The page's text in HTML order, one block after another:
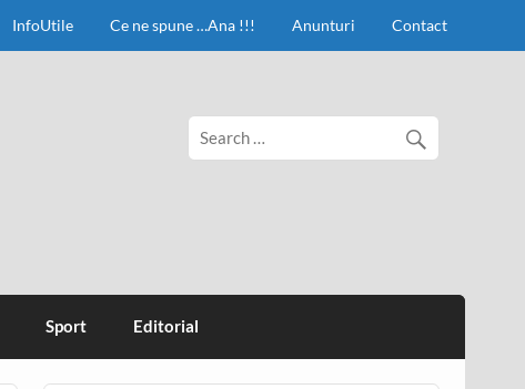
InfoUtile Ce ne spune …Ana !!! Anunturi Contact
Sport Editorial